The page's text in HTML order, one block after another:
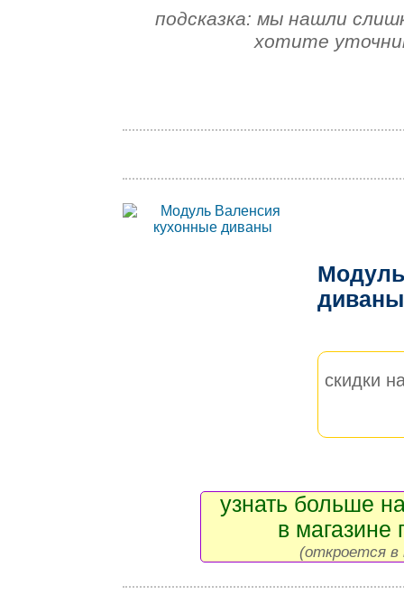
подсказка: мы нашли
хотите
скидки
узнать больше
в магазине
(откроется в